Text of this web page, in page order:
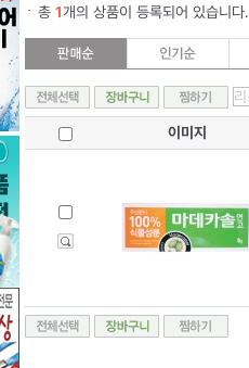
총 1개의 상품이 등록되어 있습니다.
이미지